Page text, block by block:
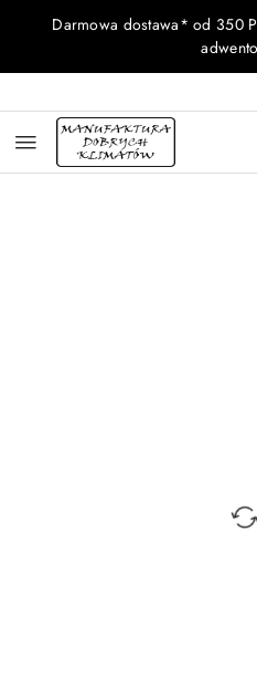
Przejdź do treści
Przejdź do
Przejdź do moje konto
Przejdź do menu
Przejdź do opisu
Przejdź do stopki
Darmowa dostawa* od 350